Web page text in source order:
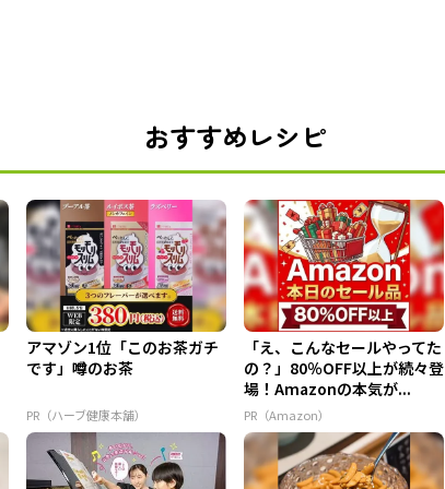
おすすめレシピ
アマゾン1位「このお茶ガチ
です」噂のお茶
PR（ハーブ健康本舗）
「え、こんなセールやってた
の？」80％OFF以上が続々登
場！Amazonの本気が...
PR（Amazon）